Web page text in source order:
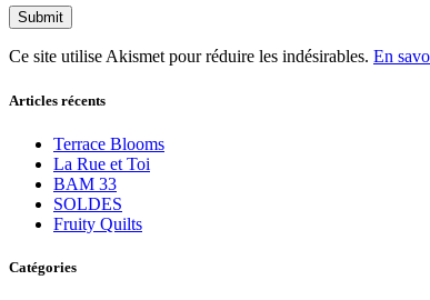
Ce site utilise Akismet pour réduire les indésirables. En
Articles récents
Terrace Blooms
La Rue et Toi
BAM 33
SOLDES
Fruity Quilts
Catégories